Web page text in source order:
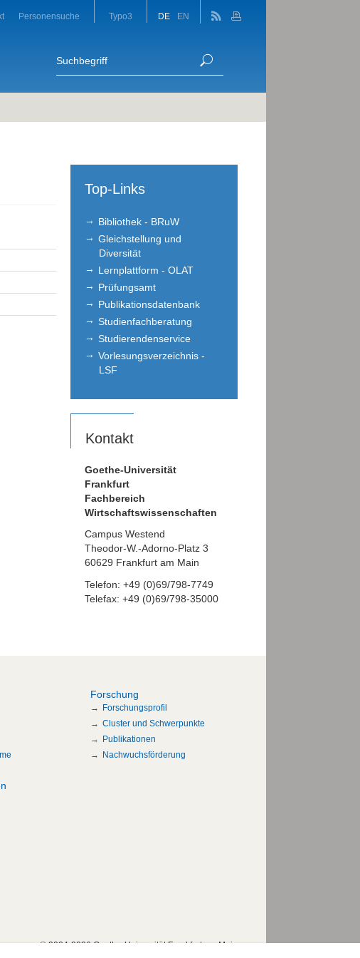
Personensuche Typo3 DE EN
Top-Links
Bibliothek - BRuW
Gleichstellung und
Diversität
Lernplattform - OLAT
Prüfungsamt
Publikationsdatenbank
Studienfachberatung
Studierendenservice
Vorlesungsverzeichnis -
LSF
Kontakt
Goethe-Universität
Frankfurt
Fachbereich
Wirtschaftswissenschaften
Campus Westend
Theodor-W.-Adorno-Platz 3
60629 Frankfurt am Main
Telefon: +49 (0)69/798-7749
Telefax: +49 (0)69/798-35000
Forschung
Forschungsprofil
Cluster und Schwerpunkte
Publikationen
Nachwuchsförderung
© 2004-2026 Goethe-Universität Frankfurt am Main